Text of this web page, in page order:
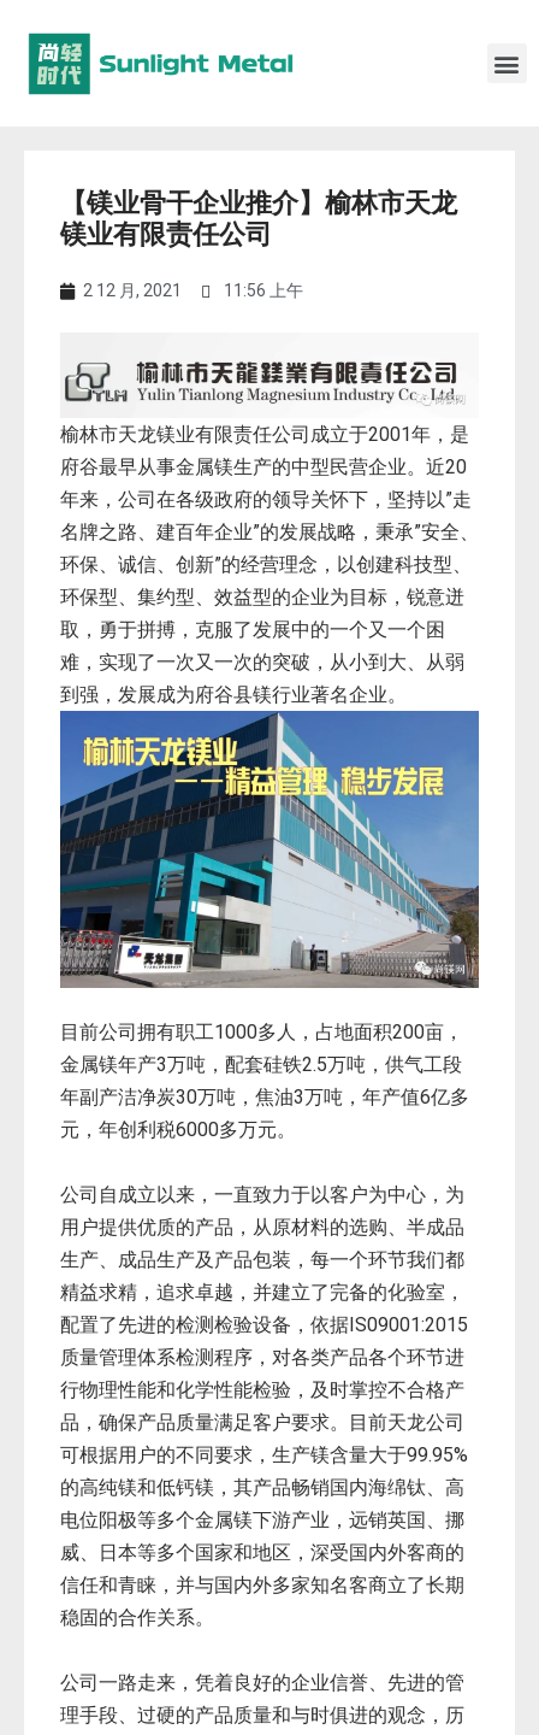
【镁业骨干企业推介】榆林市天龙
镁业有限责任公司
2 12 月, 2021 11:56 上午
榆林市天龙镁业有限责任公司 成立于2001年，是
府谷最早从事金属镁生产的中型民营企业。近20
年来，公司在各级政府的领导关怀下，坚持以”走
名牌之路、建百年企业”的发展战略，秉承”安全、
环保、诚信、创新”的经营理念，以创建科技型、
环保型、集约型、效益型的企业为目标，锐意迸
取，勇于拼搏，克服了发展中的一个又一个困
难，实现了一次又一次的突破，从小到大、从弱
到强，发展成为府谷县镁行业著名企业。
目前公司拥有职工1000多人，占地面积200亩，
金属镁年产3万吨，配套硅铁2.5万吨，供气工段
年副产洁净炭30万吨，焦油3万吨，年产值6亿多
元，年创利税6000多万元。
公司自成立以来，一直致力于以客户为中心，为
用户提供优质的产品，从原材料的选购、半成品
生产、成品生产及产品包装，每一个环节我们都
精益求精，追求卓越，并建立了完备的化验室，
配置了先进的检测检验设备，依据IS09001:2015
质量管理体系检测程序，对各类产品各个环节进
行物理性能和化学性能检验，及时掌控不合格产
品，确保产品质量满足客户要求。目前天龙公司
可根据用户的不同要求，生产镁含量大于99.95%
的高纯镁和低钙镁，其产品畅销国内海绵钛、高
电位阳极等多个金属镁下游产业，远销英国、挪
威、日本等多个国家和地区，深受国内外客商的
信任和青睐，并与国内外多家知名客商立了长期
稳固的合作关系。
公司一路走来，凭着良好的企业信誉、先进的管
理手段、过硬的产品质量和与时俱进的观念，历